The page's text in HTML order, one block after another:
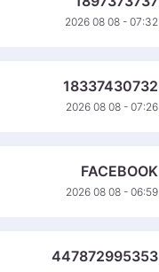
2026 08 08 - 07:32
18337430732
2026 08 08 - 07:26
FACEBOOK
2026 08 08 - 06:59
447872995353